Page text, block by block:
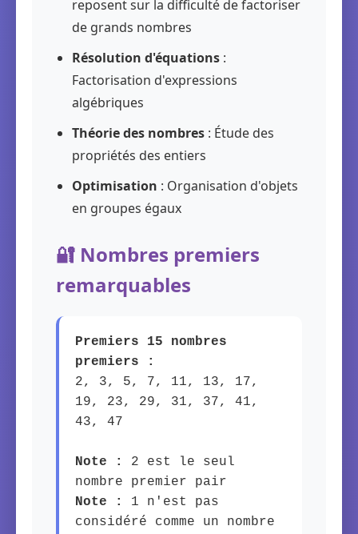
reposent sur la difficulté de factoriser
de grands nombres
Résolution d'équations :
Factorisation d'expressions
algébriques
Théorie des nombres : Étude des
propriétés des entiers
Optimisation : Organisation d'objets
en groupes égaux
🔐 Nombres premiers
remarquables
Premiers 15 nombres
premiers :
2, 3, 5, 7, 11, 13, 17,
19, 23, 29, 31, 37, 41,
43, 47
Note :
2 est le seul
nombre premier pair
Note :
1 n'est pas
considéré comme un nombre